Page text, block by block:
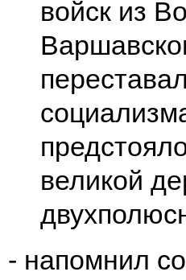
войск из
великой
- напомнил